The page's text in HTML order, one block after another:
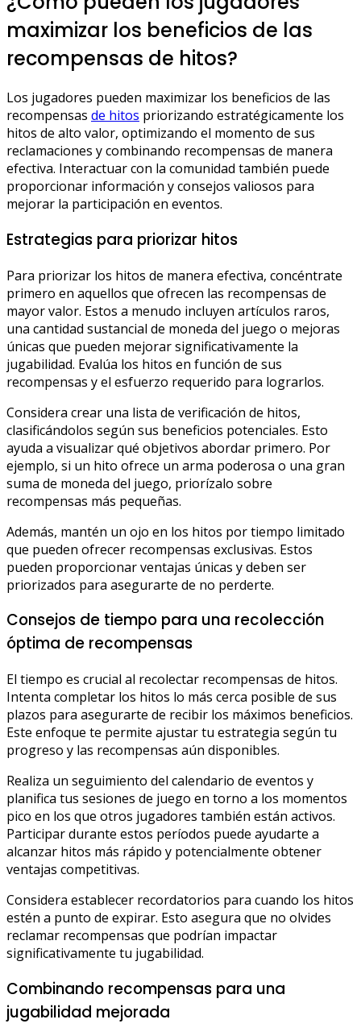
maximizar los beneficios de las
recompensas de hitos?
Los jugadores pueden maximizar los beneficios de las
recompensas de hitos priorizando estratégicamente los
hitos de alto valor, optimizando el momento de sus
reclamaciones y combinando recompensas de manera
efectiva. Interactuar con la comunidad también puede
proporcionar información y consejos valiosos para
mejorar la participación en eventos.
Estrategias para priorizar hitos
Para priorizar los hitos de manera efectiva, concéntrate
primero en aquellos que ofrecen las recompensas de
mayor valor. Estos a menudo incluyen artículos raros,
una cantidad sustancial de moneda del juego o mejoras
únicas que pueden mejorar significativamente la
jugabilidad. Evalúa los hitos en función de sus
recompensas y el esfuerzo requerido para lograrlos.
Considera crear una lista de verificación de hitos,
clasificándolos según sus beneficios potenciales. Esto
ayuda a visualizar qué objetivos abordar primero. Por
ejemplo, si un hito ofrece un arma poderosa o una gran
suma de moneda del juego, priorízalo sobre
recompensas más pequeñas.
Además, mantén un ojo en los hitos por tiempo limitado
que pueden ofrecer recompensas exclusivas. Estos
pueden proporcionar ventajas únicas y deben ser
priorizados para asegurarte de no perderte.
Consejos de tiempo para una recolección
óptima de recompensas
El tiempo es crucial al recolectar recompensas de hitos.
Intenta completar los hitos lo más cerca posible de sus
plazos para asegurarte de recibir los máximos beneficios.
Este enfoque te permite ajustar tu estrategia según tu
progreso y las recompensas aún disponibles.
Realiza un seguimiento del calendario de eventos y
planifica tus sesiones de juego en torno a los momentos
pico en los que otros jugadores también están activos.
Participar durante estos períodos puede ayudarte a
alcanzar hitos más rápido y potencialmente obtener
ventajas competitivas.
Considera establecer recordatorios para cuando los hitos
estén a punto de expirar. Esto asegura que no olvides
reclamar recompensas que podrían impactar
significativamente tu jugabilidad.
Combinando recompensas para una
jugabilidad mejorada